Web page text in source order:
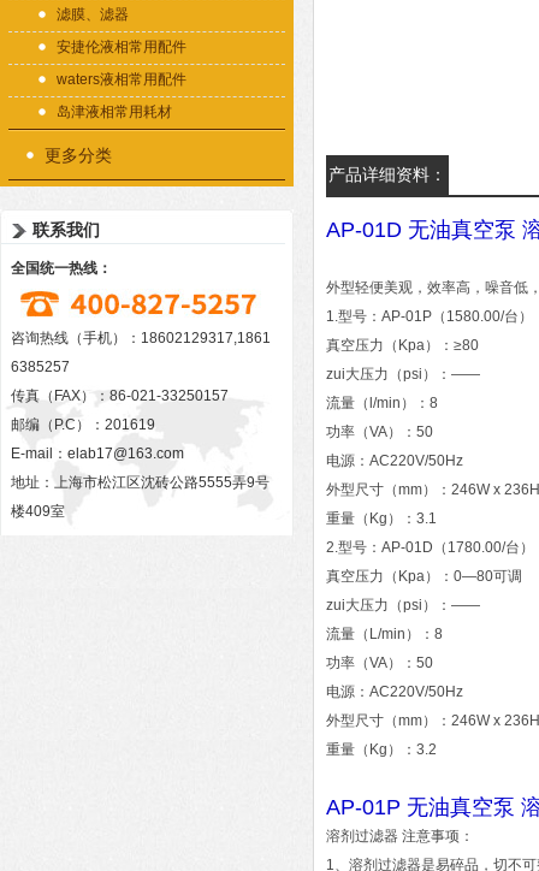
滤膜、滤器
安捷伦液相常用配件
waters液相常用配件
岛津液相常用耗材
更多分类
联系我们
全国统一热线：
咨询热线（手机）：18602129317,1861
6385257
传真（FAX）：86-021-33250157
邮编（P.C）：201619
E-mail： elab17@163.com
地址：上海市松江区沈砖公路5555弄9号
楼409室
产品详细资料：
AP-01D 无油真空泵
外型轻便美观，效率高，噪音低
1.型号：AP-01P（1580.00/台）
真空压力（Kpa）：≥80
zui大压力（psi）：——
流量（l/min）：8
功率（VA）：50
电源：AC220V/50Hz
外型尺寸（mm）：246W x
重量（Kg）：3.1
2.型号：AP-01D（1780.00/台）
真空压力（Kpa）：0—80可调
zui大压力（psi）：——
流量（L/min）：8
功率（VA）：50
电源：AC220V/50Hz
外型尺寸（mm）：246W x
重量（Kg）：3.2
AP-01P 无油真空泵
溶剂过滤器 注意事项：
1、溶剂过滤器是易碎品，切不